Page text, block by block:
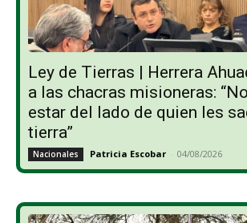
Ley de Tierras | Herrera
a las chacras misioneras:
estar del lado de quien les
tierra”
Nacionales Patricia Escobar - 04/08/2026